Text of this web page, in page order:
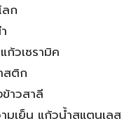
ก
ก้วเซรามิค
สติก
าวสาลี
มเย็น แก้วน้ำสแตนเลส